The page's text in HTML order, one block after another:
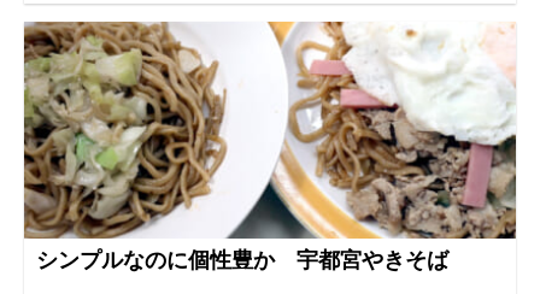
シンプルなのに個性豊か 宇都宮やきそば